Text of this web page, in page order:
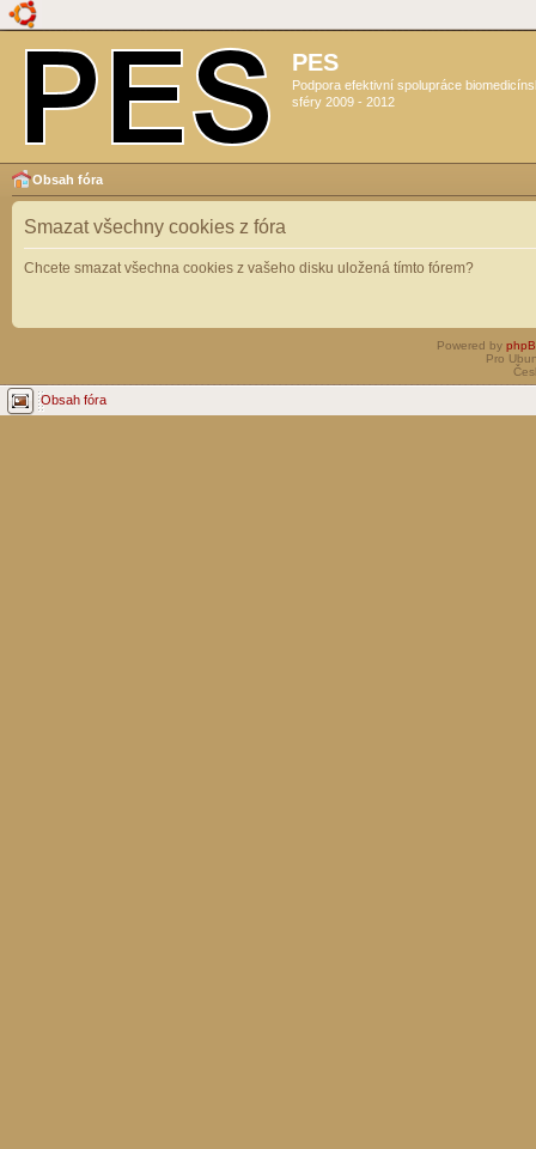
PES
Podpora efektivní spolupráce
sféry 2009 - 2012
Obsah fóra
Smazat všechny cookies z fóra
Chcete smazat všechna cookies z vašeho disku uložená tímto fórem?
Powered by
Pro
Obsah fóra